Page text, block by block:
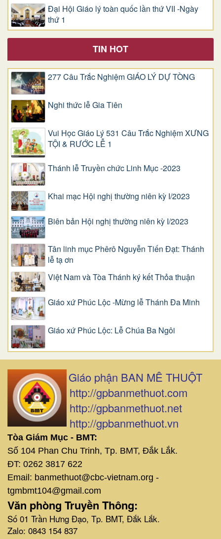
Đại Hội Giáo lý toàn quốc lần thứ VII -Ngày
thứ 1
TIN HOT
277 Câu Trắc Nghiệm GIÁO LÝ DỰ TÒNG
Nghi thức lễ Gia Tiên
Vui Học Giáo Lý 531 Câu Trắc Nghiệm XƯNG
TỘI & RƯỚC LỄ 1
Thánh lễ Truyền chức Linh Mục -2023
Khai mạc Hội nghị thường niên kỳ I/2023
Biên bản Hội nghị thường niên kỳ I/2023
Tân linh mục Phêrô Nguyễn Tiến Đạt: Thánh
lễ tạ ơn
Việt Nam và Tòa Thánh ký kết Thỏa thuận
Giáo xứ Phúc Lộc -Mừng lễ Thánh Đa Minh
Giáo xứ Phúc Lộc: Lễ Chúa Ba Ngôi
Giáo phận BAN MÊ THUỘT
http://gpbanmethuot.com
http://gpbanmethuot.net
http://gpbanmethuot.vn
Tòa Giám Mục - BMT:
Số 104 Phan Chu Trinh, Tp. BMT, Đắk Lắk.
ĐT: 0262 3817 622
Email: banmethuot@cbc-vietnam.org -
tgmbmt104@gmail.com
Văn phòng Truyền Thông:
Số 01 Trần Hưng Đạo, Tp. BMT, Đắk Lắk.
Zalo: 0843 154 837